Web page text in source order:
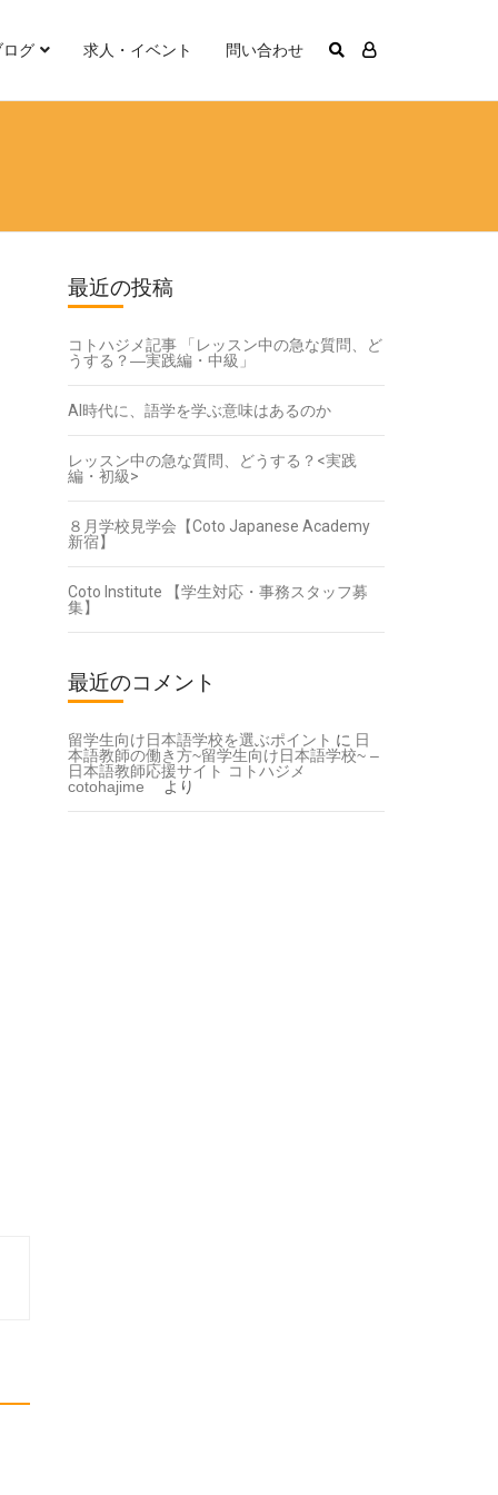
ログ 求人・イベント 問い合わせ
最近の投稿
コトハジメ記事 「レッスン中の急な質問、ど
うする？―実践編・中級」
AI時代に、語学を学ぶ意味はあるのか
レッスン中の急な質問、どうする？<実践
編・初級>
８月学校見学会【Coto Japanese Academy
新宿】
Coto Institute 【学生対応・事務スタッフ募
集】
最近のコメント
留学生向け日本語学校を選ぶポイント に 日
本語教師の働き方~留学生向け日本語学校~ –
日本語教師応援サイト コトハジメ
cotohajime
より